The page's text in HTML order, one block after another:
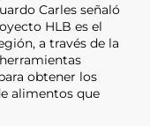
Carles señaló
HLB es el
a través de la
obtener los
alimentos que